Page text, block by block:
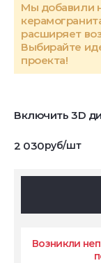
Мы добавили
расширяет
Выбирайте
проекта!
Включить 3D
2 030руб/шт
Возникли